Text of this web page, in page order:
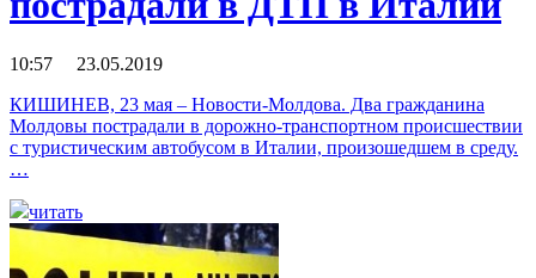
10:57 23.05.2019
КИШИНЕВ, 23 мая – Новости-Молдова. Два гражданина
Молдовы пострадали в дорожно-транспортном происшествии
с туристическим автобусом в Италии, произошедшем в среду.
…
читать